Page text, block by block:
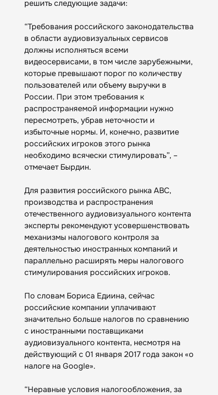
решить следующие задачи:
“Требования российского законодательства
в области аудиовизуальных сервисов
должны исполняться всеми
видеосервисами, в том числе зарубежными,
которые превышают порог по количеству
пользователей или объему выручки в
России. При этом требования к
распространяемой информации нужно
пересмотреть, убрав неточности и
избыточные нормы. И, конечно, развитие
российских игроков этого рынка
необходимо всячески стимулировать”, –
отмечает Бырдин.
Для развития российского рынка АВС,
производства и распространения
отечественного аудиовизуального контента
эксперты рекомендуют усовершенствовать
механизмы налогового контроля за
деятельностью иностранных компаний и
параллельно расширять меры налогового
стимулирования российских игроков.
По словам Бориса Едиина, сейчас
российские компании уплачивают
значительно больше налогов по сравнению
с иностранными поставщиками
аудиовизуального контента, несмотря на
действующий с 01 января 2017 года закон «о
налоге на Google».
“Неравные условия налогообложения, за